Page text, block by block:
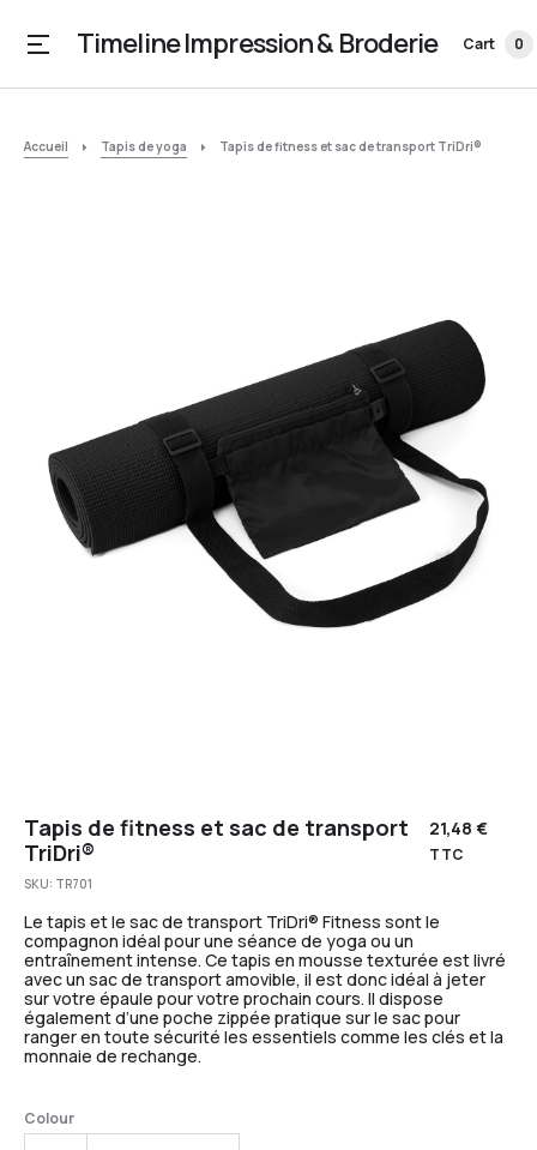
Timeline Impression & Broderie Cart 0
Accueil Tapis de yoga Tapis de fitness et sac de transport TriDri®
Tapis de fitness et sac de transport
TriDri®
21,48€
TTC
SKU: TR701
Le tapis et le sac de transport TriDri® Fitness sont le
compagnon idéal pour une séance de yoga ou un
entraînement intense. Ce tapis en mousse texturée est livré
avec un sac de transport amovible, il est donc idéal à jeter
sur votre épaule pour votre prochain cours. Il dispose
également d’une poche zippée pratique sur le sac pour
ranger en toute sécurité les essentiels comme les clés et la
monnaie de rechange.
Colour